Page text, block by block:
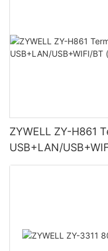
ZYWELL ZY-H861
USB+LAN/